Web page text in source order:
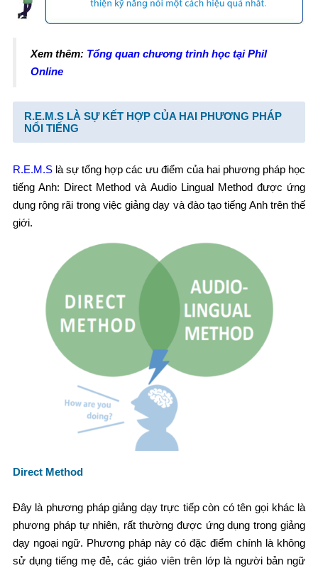
Xem thêm: Tổng quan chương trình học tại Phil
Online
R.E.M.S LÀ SỰ KẾT HỢP CỦA HAI PHƯƠNG PHÁP
NỔI TIẾNG
R.E.M.Slà sự tổng hợp các ưu điểm của hai phương pháp học
tiếng Anh: Direct Method và Audio Lingual Method được ứng
dụng rộng rãi trong việc giảng dạy và đào tạo tiếng Anh trên thế
giới.
Direct Method
Đây là phương pháp giảng dạy trực tiếp còn có tên gọi khác là
phương pháp tự nhiên, rất thường được ứng dụng trong giảng
dạy ngoại ngữ. Phương pháp này có đặc điểm chính là không
sử dụng tiếng mẹ đẻ, các giáo viên trên lớp là người bản ngữ